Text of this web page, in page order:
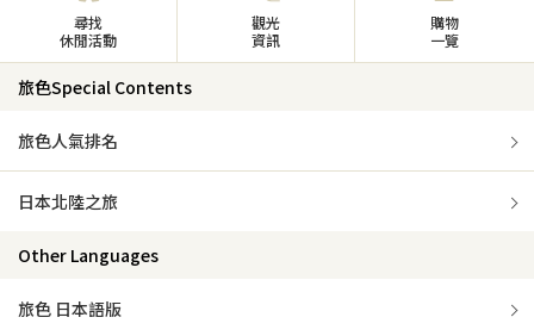
尋找
休閒活動
觀光
資訊
購物
一覽
旅色Special Contents
旅色人氣排名
日本北陸之旅
Other Languages
旅色 日本語版